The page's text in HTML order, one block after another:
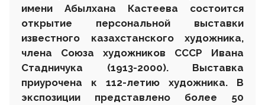
имени Абылхана Кастеева состоится
открытие персональной выставки
известного казахстанского художника,
члена Союза художников СССР Ивана
Стадничука (1913-2000). Выставка
приурочена к 112-летию художника. В
экспозиции представлено более 50